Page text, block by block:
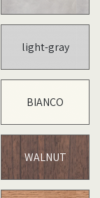
light-gray
BIANCO
WALNUT